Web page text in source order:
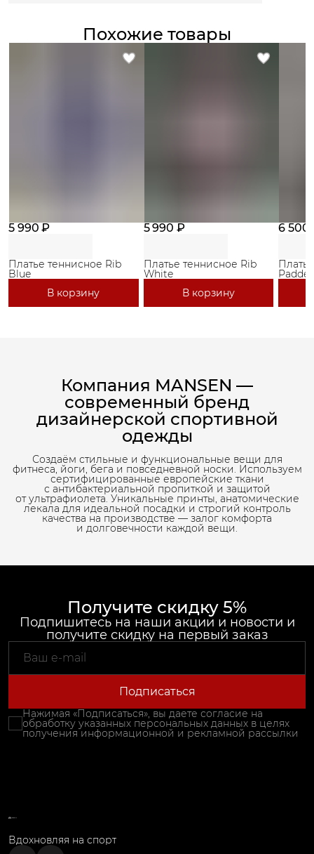
Похожие товары
5 990 ₽
Платье теннисное Rib
Blue
В корзину
5 990 ₽
Платье теннисное Rib
White
В корзину
6 500
Компания MANSEN —
современный бренд
дизайнерской спортивной
одежды
Создаём стильные и функциональные вещи для
фитнеса, йоги, бега и повседневной носки. Используем
сертифицированные европейские ткани
с антибактериальной пропиткой и защитой
от ультрафиолета. Уникальные принты, анатомические
лекала для идеальной посадки и строгий контроль
качества на производстве — залог комфорта
и долговечности каждой вещи.
Получите скидку 5%
Подпишитесь на наши акции и новости и
получите скидку на первый заказ
Подписаться
Нажимая «Подписаться», вы даете согласие на
обработку указанных персональных данных в целях
получения информационной и рекламной рассылки
Вдохновляя на спорт